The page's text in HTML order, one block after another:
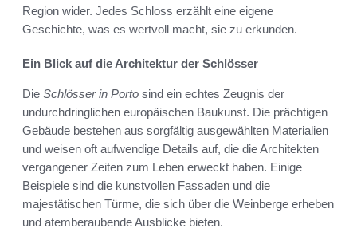
Region wider. Jedes Schloss erzählt eine eigene
Geschichte, was es wertvoll macht, sie zu erkunden.
Ein Blick auf die Architektur der Schlösser
Die Schlösser in Porto sind ein echtes Zeugnis der
undurchdringlichen europäischen Baukunst. Die prächtigen
Gebäude bestehen aus sorgfältig ausgewählten Materialien
und weisen oft aufwendige Details auf, die die Architekten
vergangener Zeiten zum Leben erweckt haben. Einige
Beispiele sind die kunstvollen Fassaden und die
majestätischen Türme, die sich über die Weinberge erheben
und atemberaubende Ausblicke bieten.